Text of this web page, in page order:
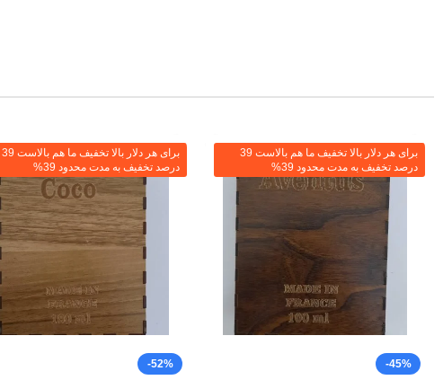
برای هر دلار بالا تخفیف ما هم بالاست 39
درصد تخفیف به مدت محدود 39%
-45%
برای هر دلار بالا تخفیف ما هم بالاست 39
درصد تخفیف به مدت محدود 39%
-52%